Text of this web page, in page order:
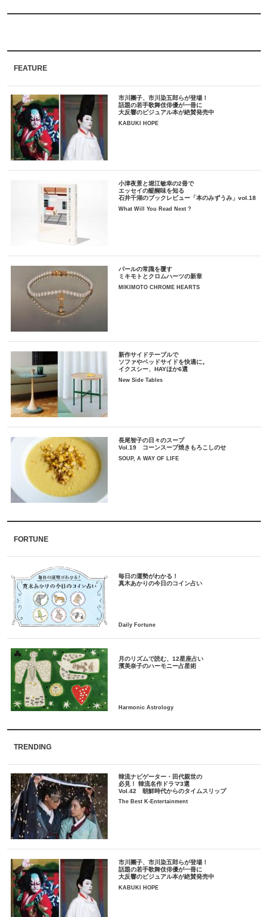
FEATURE
市川團子、市川染五郎らが登場！
話題の若手歌舞伎俳優が一冊に
大反響のビジュアル本が絶賛発売中
KABUKI HOPE
小津夜景と堀江敏幸の2冊で
エッセイの醍醐味を知る
石井千湖のブックレビュー「本のみずうみ」vol.18
What Will You Read Next ?
パールの常識を覆す
ミキモトとクロムハーツの新章
MIKIMOTO CHROME HEARTS
新作サイドテーブルで
ソファやベッドサイドを快適に。
イクスシー、HAYほか6選
New Side Tables
長尾智子の日々のスープ
Vol.19 コーンスープ焼きもろこしのせ
SOUP, A WAY OF LIFE
FORTUNE
毎日の運勢がわかる！
月のリズムで読む、12星座占い
TRENDING
韓流ナビゲーター・田代親世の
必見！ 韓流名作ドラマ3選
Vol.42 朝鮮時代からのタイムスリップ
The Best K-Entertainment
市川團子、市川染五郎らが登場！
話題の若手歌舞伎俳優が一冊に
大反響のビジュアル本が絶賛発売中
KABUKI HOPE